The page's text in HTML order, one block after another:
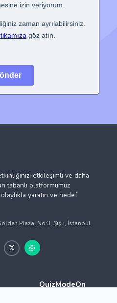
etkileşimli ve daha
tabanlı platformumuz
yaratın ve hedef
Plaza, No:3, Şişli, İstanbul
QuizModeOn